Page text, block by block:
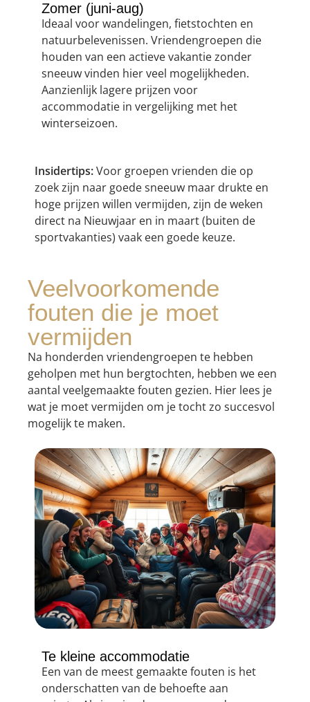
Zomer (juni-aug)
Ideaal voor wandelingen, fietstochten en
natuurbelevenissen. Vriendengroepen die
houden van een actieve vakantie zonder
sneeuw vinden hier veel mogelijkheden.
Aanzienlijk lagere prijzen voor
accommodatie in vergelijking met het
winterseizoen.
Insidertips:Voor groepen vrienden die op
zoek zijn naar goede sneeuw maar drukte en
hoge prijzen willen vermijden, zijn de weken
direct na Nieuwjaar en in maart (buiten de
sportvakanties) vaak een goede keuze.
Veelvoorkomende
fouten die je moet
vermijden
Na honderden vriendengroepen te hebben
geholpen met hun bergtochten, hebben we een
aantal veelgemaakte fouten gezien. Hier lees je
wat je moet vermijden om je tocht zo succesvol
mogelijk te maken.
Te kleine accommodatie
Een van de meest gemaakte fouten is het
onderschatten van de behoefte aan